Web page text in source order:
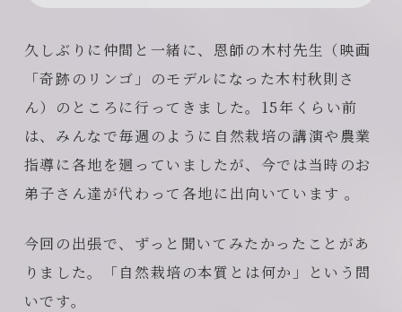
久しぶりに仲間と一緒に、恩師の木村先生（映画
「奇跡のリンゴ」のモデルになった木村秋則さ
ん）のところに行ってきました。15年くらい前
は、みんなで毎週のように自然栽培の講演や農業
指導に各地を廻っていましたが、今では当時のお
弟子さん達が代わって各地に出向いています 。
今回の出張で、ずっと聞いてみたかったことがあ
りました。「自然栽培の本質とは何か」という問
いです。